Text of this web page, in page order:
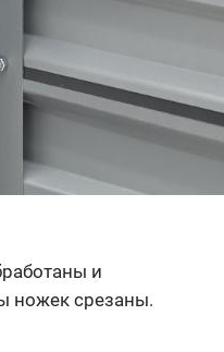
и
ножек срезаны.